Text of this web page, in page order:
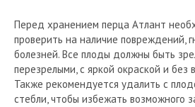
Перед хранением перца Атлант
проверить на наличие повреждений,
болезней. Все плоды должны быть
перезрелыми, с яркой окраской и
Также рекомендуется удалить с
стебли, чтобы избежать возможного